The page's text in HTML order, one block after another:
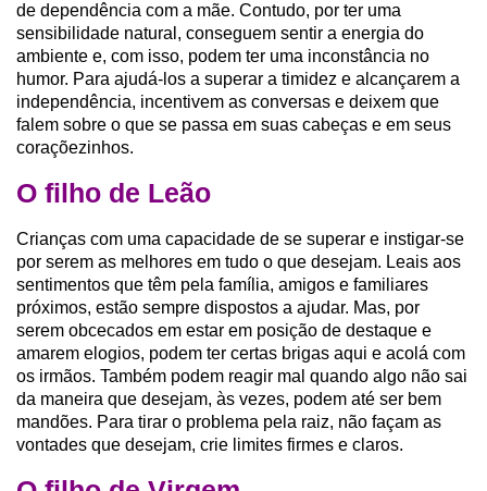
de dependência com a mãe. Contudo, por ter uma
sensibilidade natural, conseguem sentir a energia do
ambiente e, com isso, podem ter uma inconstância no
humor. Para ajudá-los a superar a timidez e alcançarem a
independência, incentivem as conversas e deixem que
falem sobre o que se passa em suas cabeças e em seus
coraçõezinhos.
O filho de Leão
Crianças com uma capacidade de se superar e instigar-se
por serem as melhores em tudo o que desejam. Leais aos
sentimentos que têm pela família, amigos e familiares
próximos, estão sempre dispostos a ajudar. Mas, por
serem obcecados em estar em posição de destaque e
amarem elogios, podem ter certas brigas aqui e acolá com
os irmãos. Também podem reagir mal quando algo não sai
da maneira que desejam, às vezes, podem até ser bem
mandões. Para tirar o problema pela raiz, não façam as
vontades que desejam, crie limites firmes e claros.